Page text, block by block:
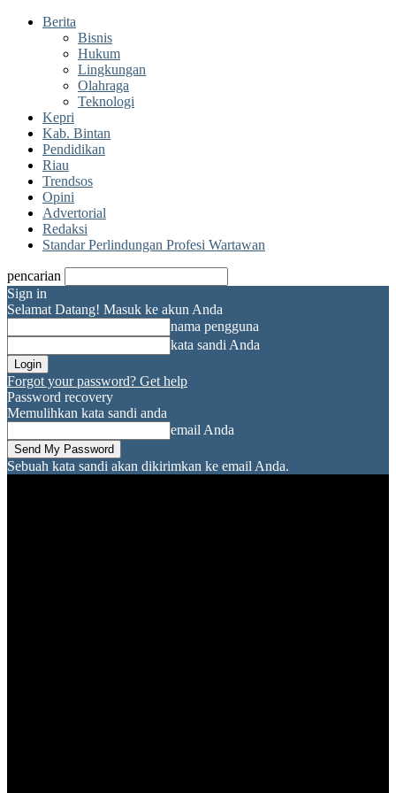
Berita
Bisnis
Hukum
Lingkungan
Olahraga
Teknologi
Kepri
Kab. Bintan
Pendidikan
Riau
Trendsos
Opini
Advertorial
Redaksi
Standar Perlindungan Profesi Wartawan
pencarian
Sign in
Selamat Datang! Masuk ke akun Anda
nama pengguna
kata sandi Anda
Forgot your password? Get help
Password recovery
Memulihkan kata sandi anda
email Anda
Sebuah kata sandi akan dikirimkan ke email Anda.